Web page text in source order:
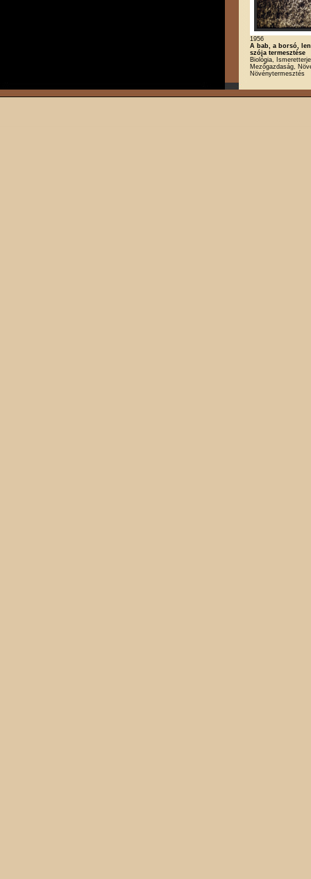
1956
A bab, a borsó,
szója termesztése
Biológia,
Mezőgazdaság,
Növénytermesztés